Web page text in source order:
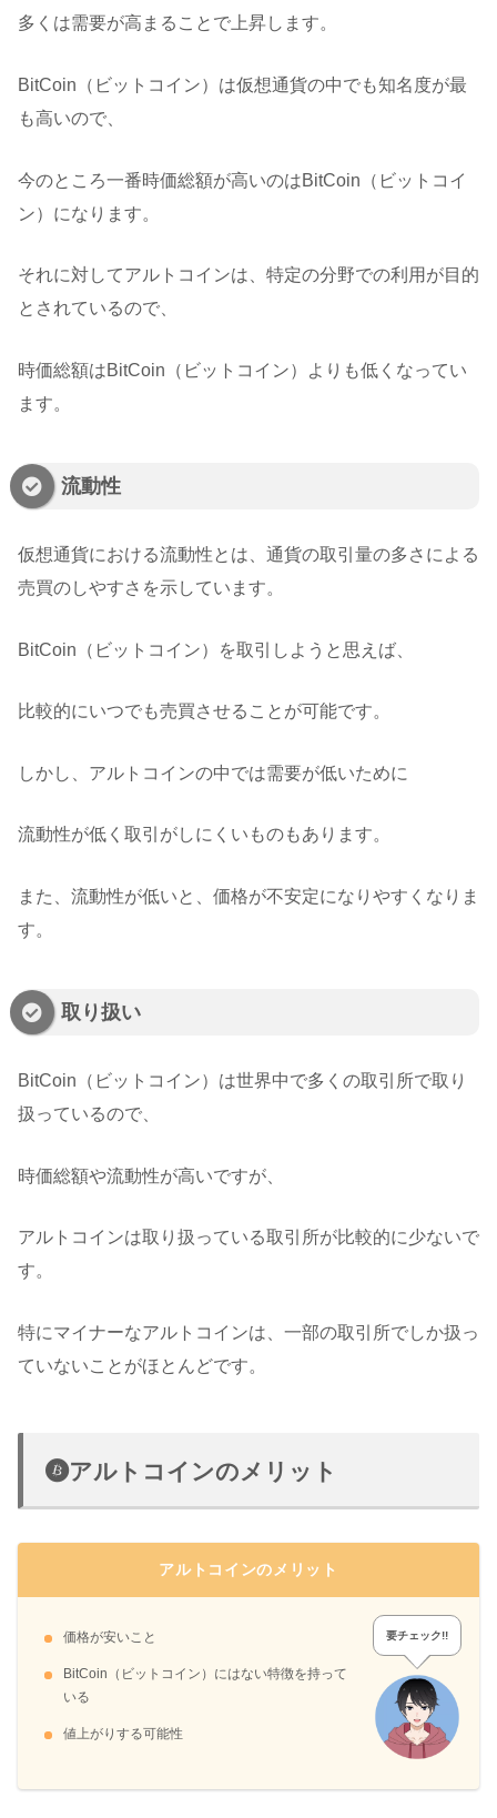
多くは需要が高まることで上昇します。
BitCoin（ビットコイン）は仮想通貨の中でも知名度が最
も高いので、
今のところ一番時価総額が高いのはBitCoin（ビットコイ
ン）になります。
それに対してアルトコインは、特定の分野での利用が目的
とされているので、
時価総額はBitCoin（ビットコイン）よりも低くなってい
ます。
流動性
仮想通貨における流動性とは、通貨の取引量の多さによる
売買のしやすさを示しています。
BitCoin（ビットコイン）を取引しようと思えば、
比較的にいつでも売買させることが可能です。
しかし、アルトコインの中では需要が低いために
流動性が低く取引がしにくいものもあります。
また、流動性が低いと、価格が不安定になりやすくなりま
す。
取り扱い
BitCoin（ビットコイン）は世界中で多くの取引所で取り
扱っているので、
時価総額や流動性が高いですが、
アルトコインは取り扱っている取引所が比較的に少ないで
す。
特にマイナーなアルトコインは、一部の取引所でしか扱っ
ていないことがほとんどです。
アルトコインのメリット
アルトコインのメリット
価格が安いこと
BitCoin（ビットコイン）にはない特徴を持って
いる
値上がりする可能性
要チェック!!